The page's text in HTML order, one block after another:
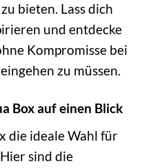
bieten. Lass dich
und entdecke
Kompromisse bei
zu müssen.
Box auf einen Blick
die ideale Wahl für
sind die